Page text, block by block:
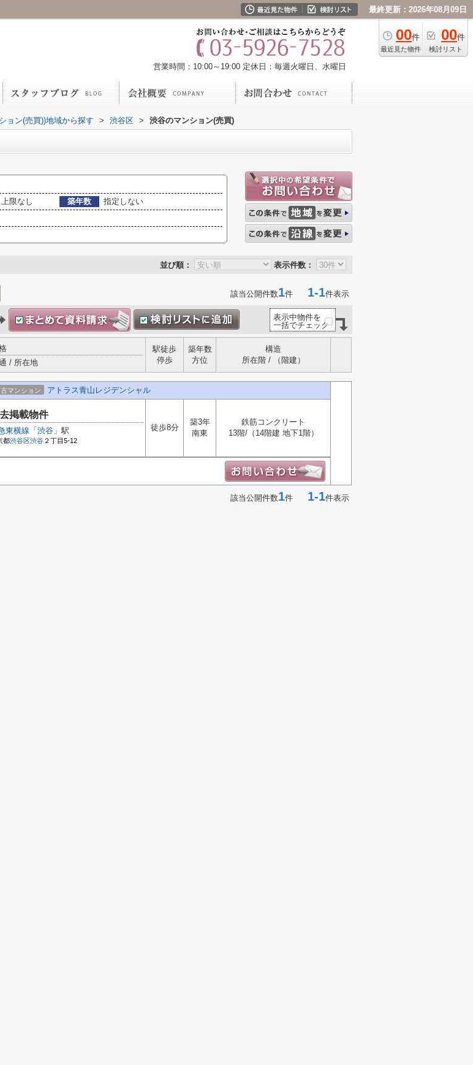
最終更新：2026年08月09日
00件
最近見た物件
00件
検討リスト
営業時間：10:00～19:00 定休日：毎週火曜日、水曜日
ョン(売買))地域から探す > 渋谷区 > 渋谷のマンション(売買)
限なし 築年数
指定しない
並び順： 表示件数：
該当公開件数1件 1-1件表示
表示中物件を
一括でチェック
/ 所在地
駅徒歩
停歩
築年数
方位
構造
所在階 / （階建）
マンション アトラス青山レジデンシャル
掲載物件
東横線 「 渋谷 」駅
都渋谷区渋谷 ２丁目5-12
徒歩8分
築3年
南東
鉄筋コンクリート
13階/（14階建 地下1階）
該当公開件数1件 1-1件表示